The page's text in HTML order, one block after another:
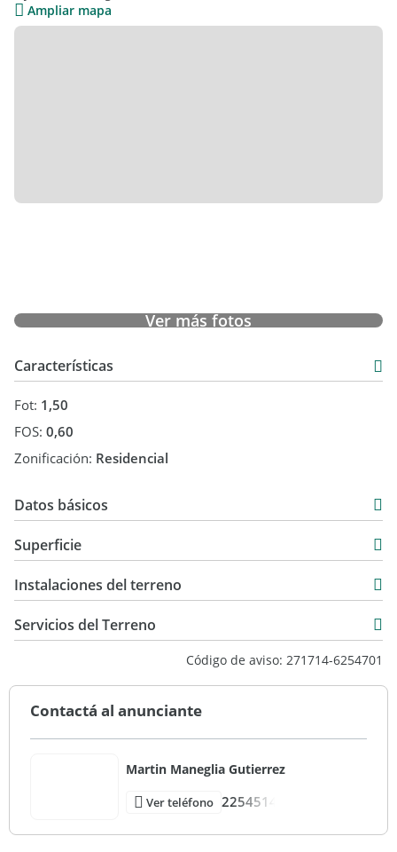
Puede tomar alguna propiedad en parte de pago en Pinamar.
Ampliar mapa
Ver más fotos
Características
Fot: 1,50
FOS: 0,60
Zonificación: Residencial
Datos básicos
Superficie
Instalaciones del terreno
Servicios del Terreno
Código de aviso: 271714-6254701
Contactá al anunciante
Martin Maneglia Gutierrez
Ver teléfono 2254514